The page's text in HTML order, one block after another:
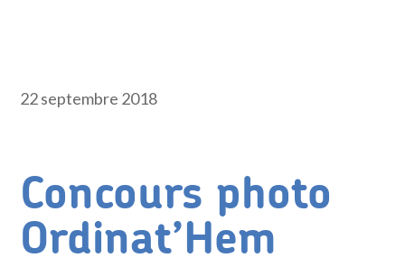
22 septembre 2018
Concours photo
Ordinat’Hem